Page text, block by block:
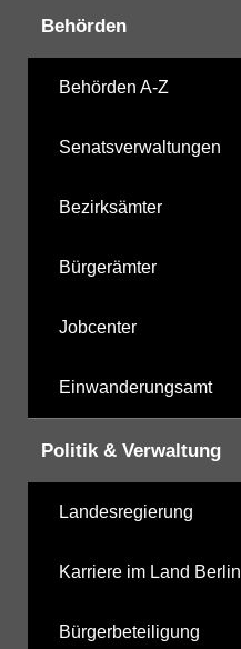
Behörden
Behörden A-Z
Senatsverwaltungen
Bezirksämter
Bürgerämter
Jobcenter
Einwanderungsamt
Politik & Verwaltung
Landesregierung
Karriere im Land Berlin
Bürgerbeteiligung